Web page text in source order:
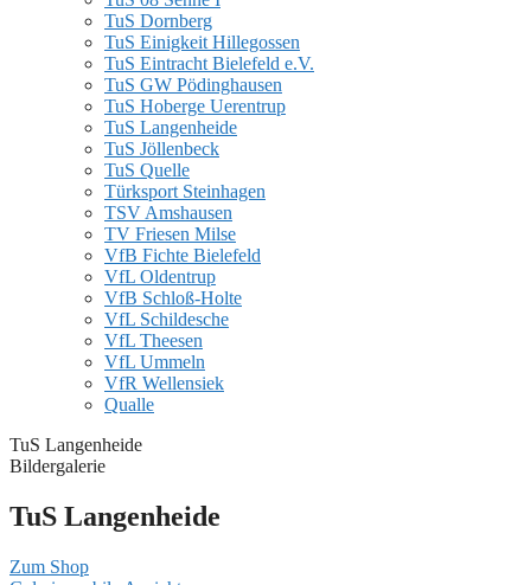
TuS Dornberg
TuS Einigkeit Hillegossen
TuS Eintracht Bielefeld e.V.
TuS GW Pödinghausen
TuS Hoberge Uerentrup
TuS Langenheide
TuS Jöllenbeck
TuS Quelle
Türksport Steinhagen
TSV Amshausen
TV Friesen Milse
VfB Fichte Bielefeld
VfL Oldentrup
VfB Schloß-Holte
VfL Schildesche
VfL Theesen
VfL Ummeln
VfR Wellensiek
Qualle
TuS Langenheide
Bildergalerie
TuS Langenheide
Zum Shop